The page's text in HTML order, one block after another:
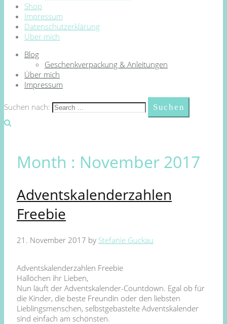
Shop
Impressum
Datenschutzerklärung
Über mich
Blog
Geschenkverpackung & Anleitungen
Über mich
Impressum
Suchen nach:
Month : November 2017
Adventskalenderzahlen
Freebie
21. November 2017 by Stefanie Guckau
Adventskalenderzahlen Freebie
Hallöchen ihr Lieben,
Nun läuft der Adventskalender-Countdown. Egal ob für
die Kinder, die beste Freundin oder den liebsten
Lieblingsmenschen, selbstgebastelte Adventskalender
sind einfach am schönsten.